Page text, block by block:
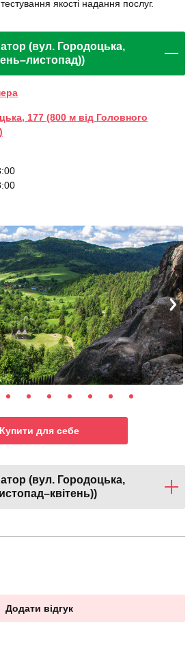
якості надання послуг.
(вул. Городоцька,
177 (800 м від Головного
Купити для себе
(вул. Городоцька,
Додати відгук